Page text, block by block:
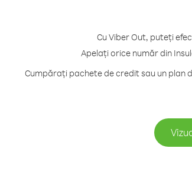
Cu Viber Out, puteți
Apelați orice număr din
Cumpărați pachete de credit sau un plan